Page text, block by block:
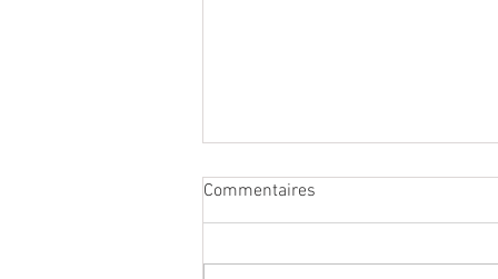
Commentaires